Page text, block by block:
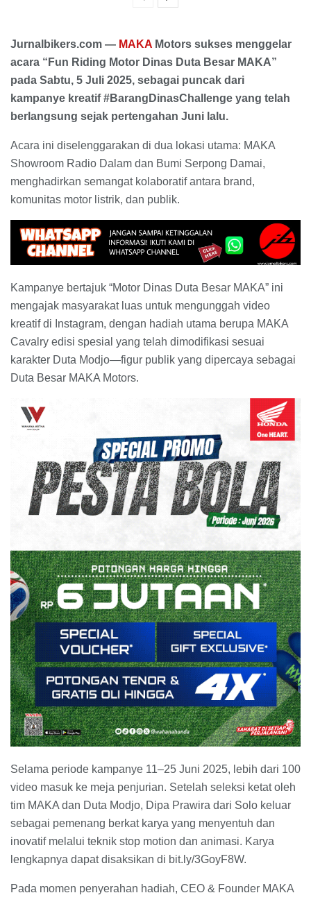
Jurnalbikers.com — MAKA Motors sukses menggelar
acara “Fun Riding Motor Dinas Duta Besar MAKA”
pada Sabtu, 5 Juli 2025, sebagai puncak dari
kampanye kreatif #BarangDinasChallenge yang telah
berlangsung sejak pertengahan Juni lalu.
Acara ini diselenggarakan di dua lokasi utama: MAKA
Showroom Radio Dalam dan Bumi Serpong Damai,
menghadirkan semangat kolaboratif antara brand,
komunitas motor listrik, dan publik.
Kampanye bertajuk “Motor Dinas Duta Besar MAKA” ini
mengajak masyarakat luas untuk mengunggah video
kreatif di Instagram, dengan hadiah utama berupa MAKA
Cavalry edisi spesial yang telah dimodifikasi sesuai
karakter Duta Modjo—figur publik yang dipercaya sebagai
Duta Besar MAKA Motors.
Selama periode kampanye 11–25 Juni 2025, lebih dari 100
video masuk ke meja penjurian. Setelah seleksi ketat oleh
tim MAKA dan Duta Modjo, Dipa Prawira dari Solo keluar
sebagai pemenang berkat karya yang menyentuh dan
inovatif melalui teknik stop motion dan animasi. Karya
lengkapnya dapat disaksikan di bit.ly/3GoyF8W.
Pada momen penyerahan hadiah, CEO & Founder MAKA